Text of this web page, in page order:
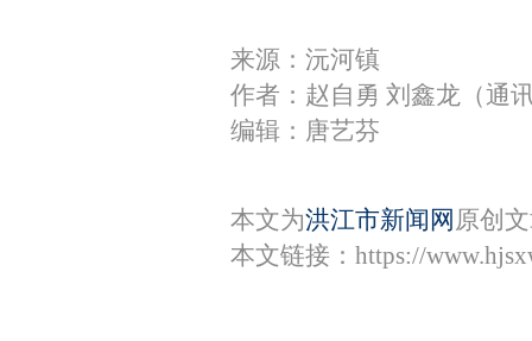
来源：沅河镇
作者：赵自勇 刘鑫龙（通
编辑：唐艺芬
本文为洪江市新闻网 原创
本文链接： https://